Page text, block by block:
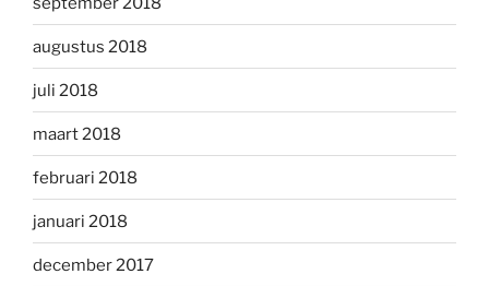
augustus 2018
juli 2018
maart 2018
februari 2018
januari 2018
december 2017